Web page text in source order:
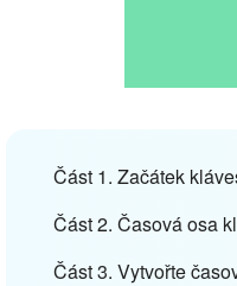
Část 1. Začátek
Část 2. Časová osa
Část 3. Vytvořte